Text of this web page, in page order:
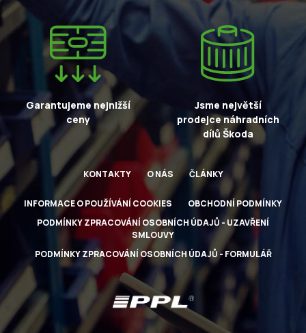
Garantujeme nejnižší
ceny
Jsme největší
prodejce náhradních
dílů Škoda
KONTAKTY O NÁS ČLÁNKY
INFORMACE O POUŽÍVÁNÍ COOKIES
OBCHODNÍ PODMÍNKY
PODMÍNKY ZPRACOVÁNÍ OSOBNÍCH ÚDAJŮ - UZAVŘENÍ
SMLOUVY
PODMÍNKY ZPRACOVÁNÍ OSOBNÍCH ÚDAJŮ - FORMULÁŘ